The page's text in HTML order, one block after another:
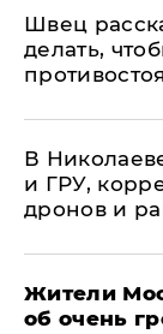
Швец
делать,
В
и ГРУ,
дронов и
Жители
об очень